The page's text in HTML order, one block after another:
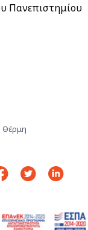
Πανεπιστημίου
Θέρμη